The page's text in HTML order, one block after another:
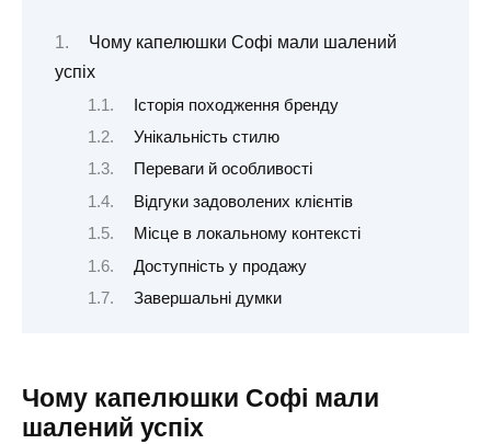
Чому капелюшки Софі мали шалений
успіх
Історія походження бренду
Унікальність стилю
Переваги й особливості
Відгуки задоволених клієнтів
Місце в локальному контексті
Доступність у продажу
Завершальні думки
Чому капелюшки Софі мали
шалений успіх